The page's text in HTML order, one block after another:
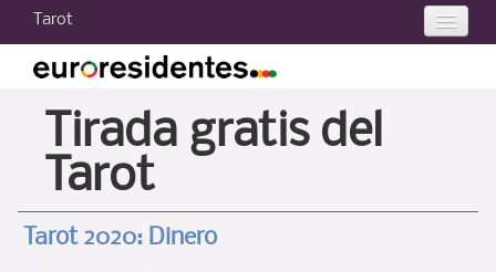
Tarot
Tarot 2021
Tarot hoy
Tu carta
Consultas de Tarot
Tirada gratis del
Tarot
Tarot 2020: Dinero